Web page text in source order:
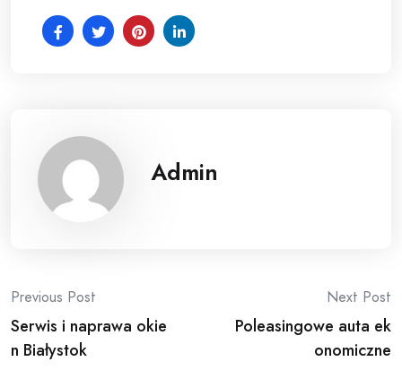
Admin
Post
navigation
Previous Post
Serwis i naprawa okie
n Białystok
Next Post
Poleasingowe auta ek
onomiczne